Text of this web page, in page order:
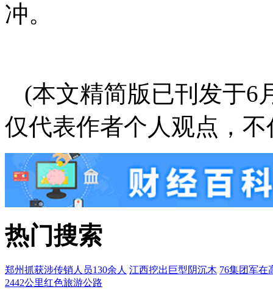
冲。
(本文精简版已刊发于6
仅代表作者个人观点，
热门搜索
郑州抓获涉传销人员130余人 江西挖出巨型阴沉木 76集团军在
2442公里红色旅游公路